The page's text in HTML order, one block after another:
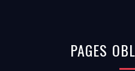
PAGES